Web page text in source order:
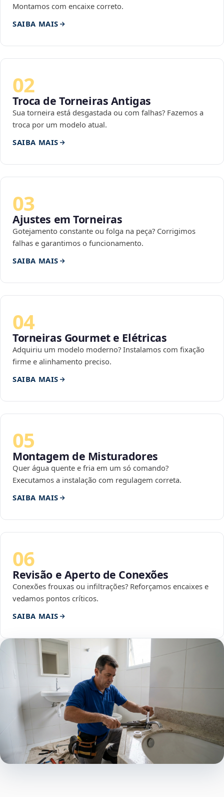
Montamos com encaixe correto.
SAIBA MAIS
02
Troca de Torneiras Antigas
Sua torneira está desgastada ou com falhas? Fazemos a
troca por um modelo atual.
SAIBA MAIS
03
Ajustes em Torneiras
Gotejamento constante ou folga na peça? Corrigimos
falhas e garantimos o funcionamento.
SAIBA MAIS
04
Torneiras Gourmet e Elétricas
Adquiriu um modelo moderno? Instalamos com fixação
firme e alinhamento preciso.
SAIBA MAIS
05
Montagem de Misturadores
Quer água quente e fria em um só comando?
Executamos a instalação com regulagem correta.
SAIBA MAIS
06
Revisão e Aperto de Conexões
Conexões frouxas ou infiltrações? Reforçamos encaixes e
vedamos pontos críticos.
SAIBA MAIS